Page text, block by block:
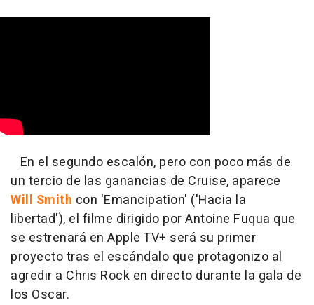
En el segundo escalón, pero con poco más de
un tercio de las ganancias de Cruise, aparece
Will Smith con 'Emancipation' ('Hacia la
libertad'), el filme dirigido por Antoine Fuqua que
se estrenará en Apple TV+ será su primer
proyecto tras el escándalo que protagonizo al
agredir a Chris Rock en directo durante la gala de
los Oscar.